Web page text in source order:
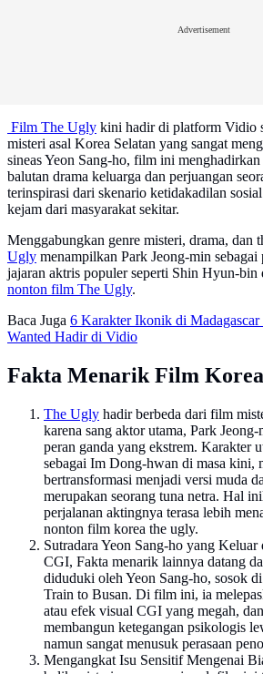
Advertisement
Film The Ugly kini hadir di platform Vidio
misteri asal Korea Selatan yang sangat
sineas Yeon Sang-ho, film ini
balutan drama keluarga dan perjuangan
terinspirasi dari skenario ketidakadilan
kejam dari masyarakat sekitar.
Menggabungkan genre misteri, drama, dan
Ugly menampilkan Park Jeong-min sebagai
jajaran aktris populer seperti Shin Hyun-bin
nonton film The Ugly.
Baca Juga 6 Karakter Ikonik di
Wanted Hadir di Vidio
Fakta Menarik Film
The Ugly hadir berbeda dari film
karena sang aktor utama, Park
peran ganda yang ekstrem. Karakter
sebagai Im Dong-hwan di masa kini,
bertransformasi menjadi versi muda
merupakan seorang tuna netra. Hal
perjalanan aktingnya terasa lebih
nonton film korea the ugly.
Sutradara Yeon Sang-ho yang
CGI, Fakta menarik lainnya datang
diduduki oleh Yeon Sang-ho, sosok
Train to Busan. Di film ini, ia
atau efek visual CGI yang megah,
membangun ketegangan psikologis
namun sangat menusuk perasaan
Mengangkat Isu Sensitif Mengenai